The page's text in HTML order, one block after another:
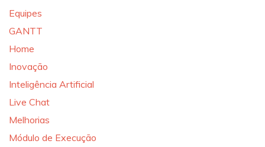
Equipes
GANTT
Home
Inovação
Inteligência Artificial
Live Chat
Melhorias
Módulo de Execução